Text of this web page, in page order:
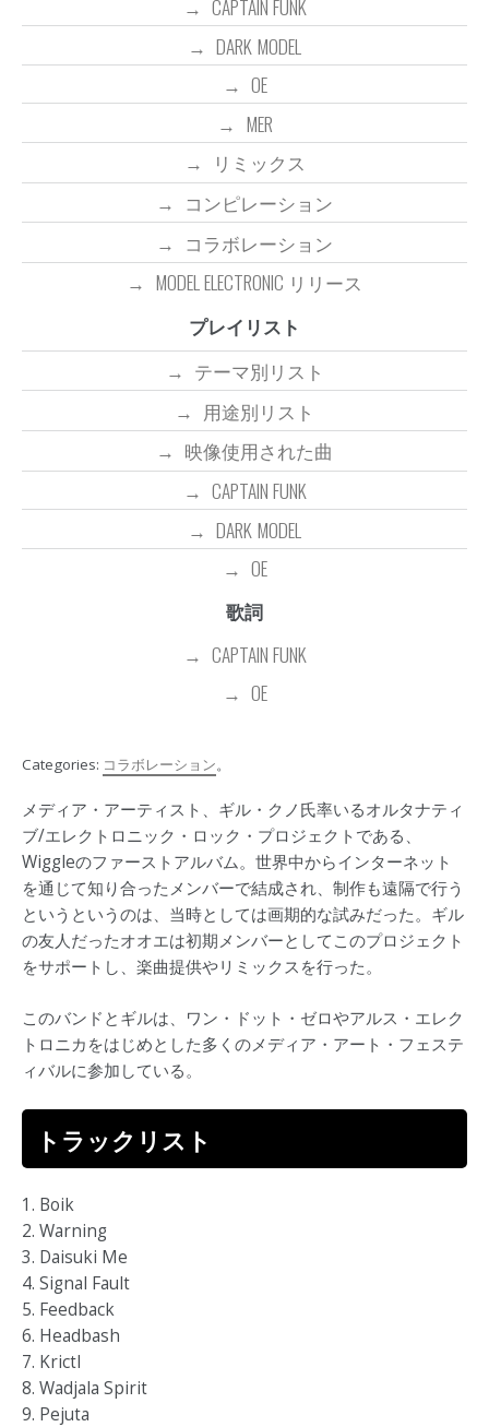
CAPTAIN FUNK
DARK MODEL
OE
MER
リミックス
コンピレーション
コラボレーション
MODEL ELECTRONIC リリース
プレイリスト
テーマ別リスト
用途別リスト
映像使用された曲
CAPTAIN FUNK
DARK MODEL
OE
歌詞
CAPTAIN FUNK
OE
Categories: コラボレーション。
メディア・アーティスト、ギル・クノ氏率いるオルタナティ
ブ/エレクトロニック・ロック・プロジェクトである、
Wiggleのファーストアルバム。世界中からインターネット
を通じて知り合ったメンバーで結成され、制作も遠隔で行う
というというのは、当時としては画期的な試みだった。ギル
の友人だったオオエは初期メンバーとしてこのプロジェクト
をサポートし、楽曲提供やリミックスを行った。
このバンドとギルは、ワン・ドット・ゼロやアルス・エレク
トロニカをはじめとした多くのメディア・アート・フェステ
ィバルに参加している。
トラックリスト
1. Boik
2. Warning
3. Daisuki Me
4. Signal Fault
5. Feedback
6. Headbash
7. Krictl
8. Wadjala Spirit
9. Pejuta